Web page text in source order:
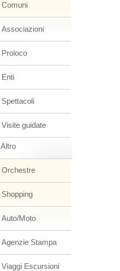
Comuni
Associazioni
Proloco
Enti
Spettacoli
Visite guidate
Altro
Orchestre
Shopping
Auto/Moto
Agenzie Stampa
Viaggi Escursioni